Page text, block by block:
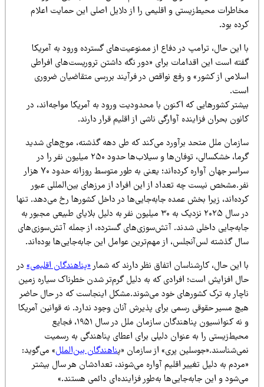
محیط‌زیستی و اقلیمی را از دلایل اصلی این حمایت اعلام
بود.
این حال، ترامپ در دفاع از ممنوعیت‌های گسترده ورود به آمریکا
است این اقدامات برای «دور نگه داشتن تروریست‌های افراطی
از کشور» و رفع نواقص در فرآیند بررسی متقاضیان ضروری
کشورهایی که اکنون با محدودیت ورود به آمریکا مواجه‌اند، در
بحران فزاینده آوارگی ناشی از اقلیم قرار دارند.
ملل متحد برآورد می‌کند که طی دهه گذشته، موج‌های شدید
گرما، خشکسالی، توفان‌ها و سیلاب‌ها حدود ۲۵۰ میلیون نفر را در
سراسر جهان آواره کرده‌اند؛ یعنی به طور متوسط روزانه حدود ۷۰ هزار
نیست چه تعداد از این افراد از مرزهای بین‌المللی عبور
زیرا بخش عمده جابه‌جایی‌ها در داخل کشورها رخ می‌دهد. تنها
در سال ۲۰۲۵ نزدیک به ۳۰ میلیون نفر به دلیل بلایای طبیعی مجبور به
داخلی شدند. آتش‌سوزی‌های گسترده، از جمله آتش‌سوزی‌های
گذشته لس‌آنجلس، از مهم‌ترین عوامل این جابه‌جایی‌ها بوده‌اند.
این حال، کارشناسان اتفاق نظر دارند که شمار «پناهندگان اقلیمی»در
افزایش است؛ افرادی که به دلیل گرم‌تر شدن خطرناک سیاره زمین
به ترک کشورهای خود می‌شوند.مشکل اینجاست که در حال حاضر
مسیر حقوقی رسمی برای پذیرش آنان وجود ندارد. نه قوانین آمریکا
و نه کنوانسیون پناهندگان سازمان ملل در سال ۱۹۵۱، فجایع
را به عنوان دلیلی برای اعطای پناهندگی به رسمیت
پری» از سازمان «پناهندگان بین‌الملل» می‌گوید:
به دلیل تغییر اقلیم آواره می‌شوند، تعدادشان هر سال بیشتر
و این جابه‌جایی‌ها به‌طور فزاینده‌ای دائمی هستند.»